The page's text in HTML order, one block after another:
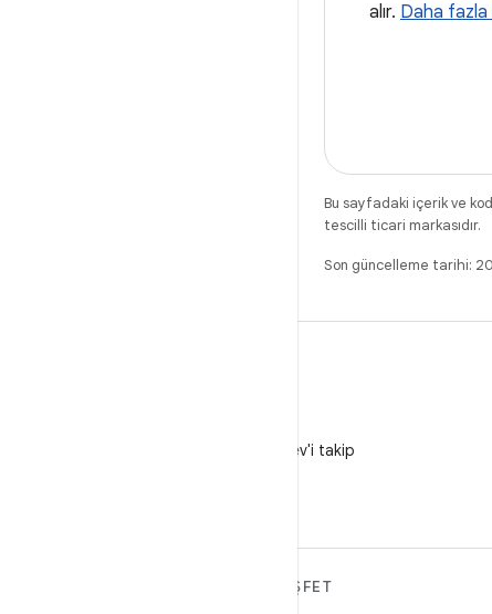
alır. Daha fazla
Bu sayfadaki içerik ve
tescilli ticari markasıdır.
Son güncelleme tarihi:
X'te @AndroidDev'i takip
KEŞFET